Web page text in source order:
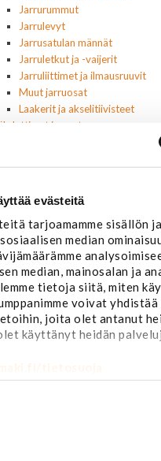
evästeitä
tarjoamamme sisällön
median
median, mainosalan ja
tietoja siitä, miten
voivat
joita olet antanut
käyttänyt heidän
tietosuoja
Jarrurummut
Jarrulevyt
Jarrusatulan männät
Jarruletkut ja -vaijerit
Jarruliittimet ja ilmausruuvit
Muut jarruosat
Laakerit ja akselitiivisteet
ja osat
Lämpötila-anturit
Vesipumput ja tiivisteet
Vapaatuulettimet ja
ja pidikkeet
ja puslat
Alapallonivelet
Yläpallonivelet
Raidetangonpäät sisempi
Raidetangonpäät ulompi